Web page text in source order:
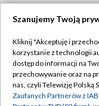
Abonament TVP
Emisja w TVP
Szanujemy Twoją
Kliknij "Akceptuję i
korzystanie z technologii
dostęp do informacji na
przechowywanie oraz na
nas, czyli Telewizję Polską
Zaufanych Partnerów z